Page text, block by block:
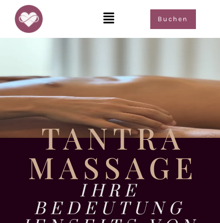
Buchen
TANTRA
MASSAGE
IHRE
BEDEUTUNG